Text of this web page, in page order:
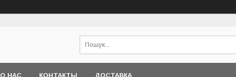
О НАС КОНТАКТЫ ДОСТАВКА